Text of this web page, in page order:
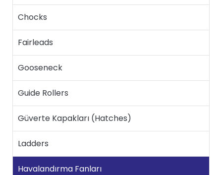
Chocks
Fairleads
Gooseneck
Guide Rollers
Güverte Kapakları (Hatches)
Ladders
Havalandırma Fanları